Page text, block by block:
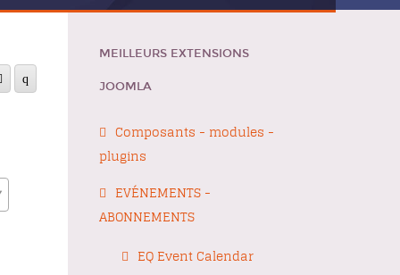
MEILLEURS EXTENSIONS
JOOMLA
Composants - modules -
plugins
EVÉNEMENTS -
ABONNEMENTS
EQ Event Calendar